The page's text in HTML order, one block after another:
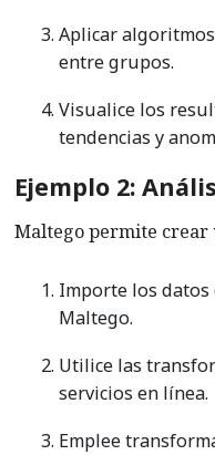
Aplicar
entre grupos.
Visualice los
tendencias y
Ejemplo 2:
Maltego permite crear
Importe los
Maltego.
Utilice las
servicios en línea.
Emplee